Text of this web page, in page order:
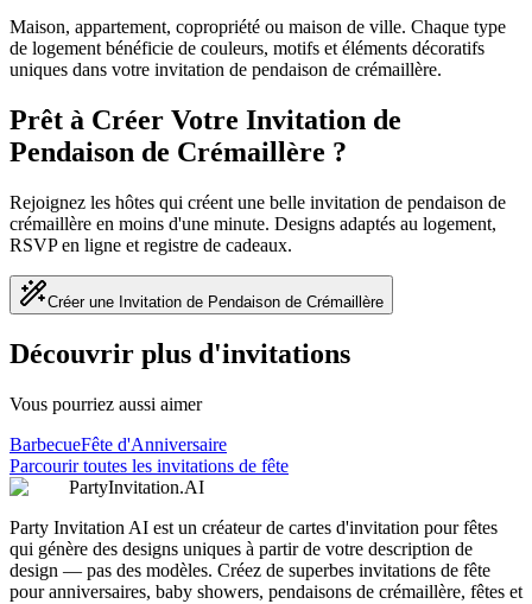
Maison, appartement, copropriété ou maison de ville. Chaque type
de logement bénéficie de couleurs, motifs et éléments décoratifs
uniques dans votre invitation de pendaison de crémaillère.
Prêt à Créer Votre Invitation de
Pendaison de Crémaillère ?
Rejoignez les hôtes qui créent une belle invitation de pendaison de
crémaillère en moins d'une minute. Designs adaptés au logement,
RSVP en ligne et registre de cadeaux.
Créer une Invitation de Pendaison de Crémaillère
Découvrir plus d'invitations
Vous pourriez aussi aimer
BarbecueFête d'Anniversaire
Parcourir toutes les invitations de fête
PartyInvitation.AI
Party Invitation AI est un créateur de cartes d'invitation pour fêtes
qui génère des designs uniques à partir de votre description de
design — pas des modèles. Créez de superbes invitations de fête
pour anniversaires, baby showers, pendaisons de crémaillère, fêtes et